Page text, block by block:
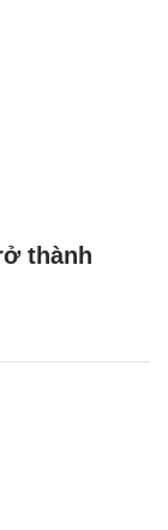
thành